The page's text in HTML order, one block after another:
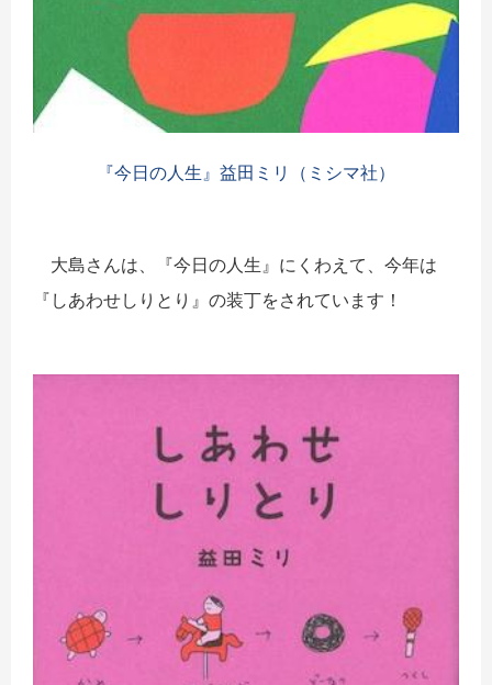
『今日の人生』益田ミリ（ミシマ社）
大島さんは、『今日の人生』にくわえて、今年は
『しあわせしりとり』の装丁をされています！